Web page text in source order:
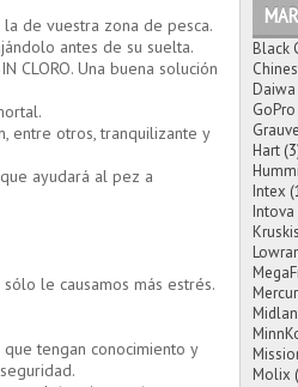
de vuestra zona de pesca.
antes de su suelta.
CLORO. Una buena solución
entre otros, tranquilizante y
ayudará al pez a
le causamos más estrés.
tengan conocimiento y
Black
Daiwa
GoPro
Hart
Intex
Intova
Kruskis
Molix